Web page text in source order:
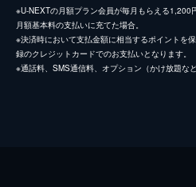
※U-NEXTの月額プラン会員が毎月もらえる1,200
月額基本料の支払いに充てた場合。
※決済時において支払金額に相当するポイントを
録のクレジットカードでのお支払いとなります。
※通話料、SMS通信料、オプション（かけ放題な